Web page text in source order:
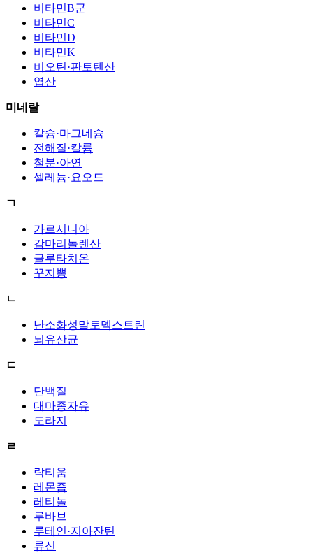
비타민B군
비타민C
비타민D
비타민K
비오틴·판토텐산
엽산
미네랄
칼슘·마그네슘
전해질·칼륨
철분·아연
셀레늄·요오드
ㄱ
가르시니아
감마리놀렌산
글루타치온
꾸지뽕
ㄴ
난소화성말토덱스트린
뇌유산균
ㄷ
단백질
대마종자유
도라지
ㄹ
락티움
레몬즙
레티놀
루바브
루테인·지아잔틴
류신